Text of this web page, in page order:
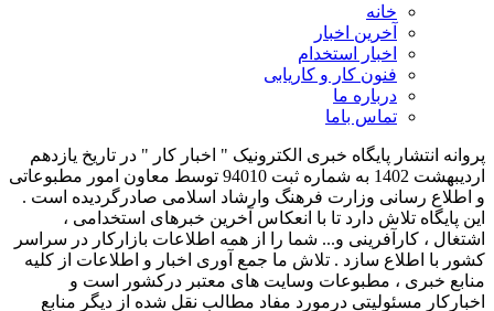
خانه
آخرین اخبار
اخبار استخدام
فنون کار و کاریابی
درباره ما
تماس باما
پروانه انتشار پایگاه خبری الکترونیک " اخبار کار " در تاریخ یازدهم
اردیبهشت 1402 به شماره ثبت 94010 توسط معاون امور مطبوعاتی
و اطلاع رسانی وزارت فرهنگ وارشاد اسلامی صادرگردیده است .
این پایگاه تلاش دارد تا با انعکاس آخرین خبرهای استخدامی ،
اشتغال ، کارآفرینی و... شما را از همه اطلاعات بازارکار در سراسر
کشور با اطلاع سازد . تلاش ما جمع آوری اخبار و اطلاعات از کلیه
منابع خبری ، مطبوعات وسایت های معتبر درکشور است و
اخبارکار مسئولیتی درمورد مفاد مطالب نقل شده از دیگر منابع